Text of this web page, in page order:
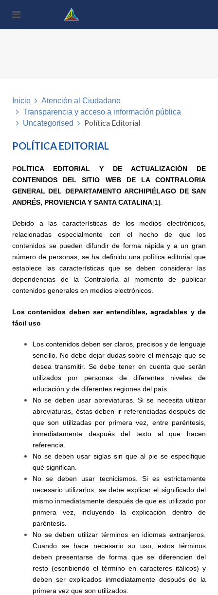
este
Inicio
Atención al Ciudadano
Transparencia y acceso a información pública
Uncategorised
Política Editorial
POLÍTICA EDITORIAL
POLÍTICA EDITORIAL Y DE ACTUALIZACIÓN DE
CONTENIDOS DEL SITIO WEB DE LA CONTRALORIA
GENERAL DEL DEPARTAMENTO ARCHIPIÉLAGO DE SAN
ANDRÉS, PROVIENCIA Y SANTA CATALINA[1]
Debido a las características de los medios electrónicos,
relacionadas especialmente con el hecho de que los
contenidos se pueden difundir de forma rápida y a un gran
número de personas, se ha definido una política editorial que
establece las características que se deben considerar las
dependencias de la Contraloría al momento de publicar
contenidos generales en medios electrónicos.
Los contenidos deben ser entendibles, agradables y de
fácil uso
Los contenidos deben ser claros, precisos y de lenguaje
sencillo. No debe dejar dudas sobre el mensaje que se
desea transmitir. Se debe tener en cuenta que serán
utilizados por personas de diferentes niveles de
educación y de diferentes regiones del país.
No se deben usar abreviaturas. Si se necesita utilizar
abreviaturas, éstas deben ir referenciadas después de
que son utilizadas por primera vez, entre paréntesis,
inmediatamente después del texto al que hacen
referencia.
No se deben usar siglas sin que al pie se especifique
qué significan.
No se deben usar tecnicismos. Si es estrictamente
necesario utilizarlos, se debe explicar el significado del
mismo inmediatamente después de que es utilizado por
primera vez, incluyendo la explicación dentro de
paréntesis.
No se deben utilizar términos en idiomas extranjeros.
Cuando se hace necesario su uso, estos términos
deben presentarse de forma que se diferencien del
resto (escribiendo el término en caracteres itálicos) y
deben ser explicados inmediatamente después de la
primera vez que son utilizados.